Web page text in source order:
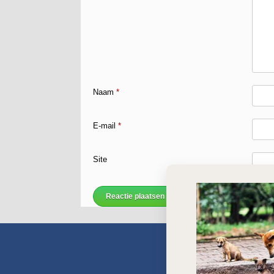
Naam *
E-mail *
Site